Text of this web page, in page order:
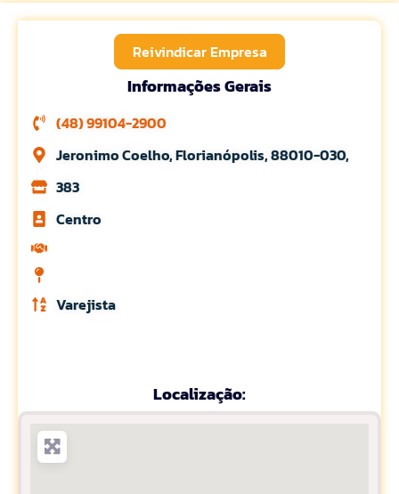
Reivindicar Empresa
Informações Gerais
(48) 99104-2900
Jeronimo Coelho, Florianópolis, 88010-030,
383
Centro
Varejista
Localização: